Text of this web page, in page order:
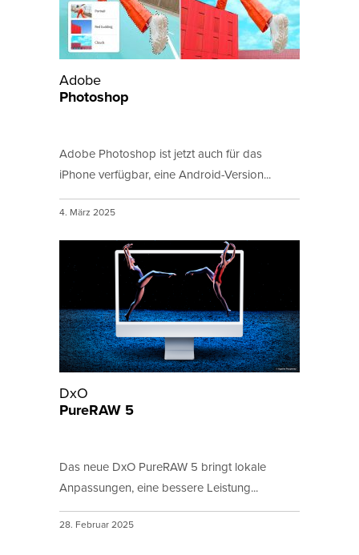
Adobe
Photoshop
Adobe Photoshop ist jetzt auch für das
iPhone verfügbar, eine Android-Version...
4. März 2025
DxO
PureRAW 5
Das neue DxO PureRAW 5 bringt lokale
Anpassungen, eine bessere Leistung...
28. Februar 2025